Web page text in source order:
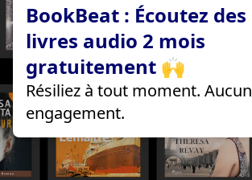
BookBeat : Écoutez des
livres audio 2 mois
gratuitement 🙌
Résiliez à tout moment. Aucun
engagement.